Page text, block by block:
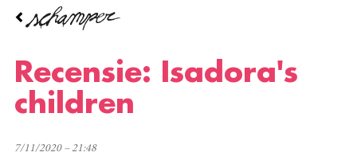
Overslaan
inhoud
Recensie: Isadora's
children
7/11/2020 – 21:48